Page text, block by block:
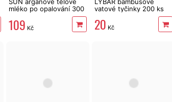
SUN arganové tělové
mléko po opalování 300
109 Kč
LYBAR bambusové
vatové tyčinky 200 ks
20 Kč